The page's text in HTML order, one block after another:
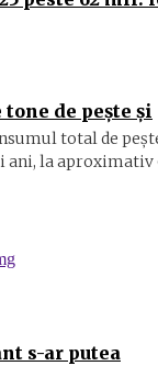
de peşte şi
total de
la aproximativ
s-ar putea